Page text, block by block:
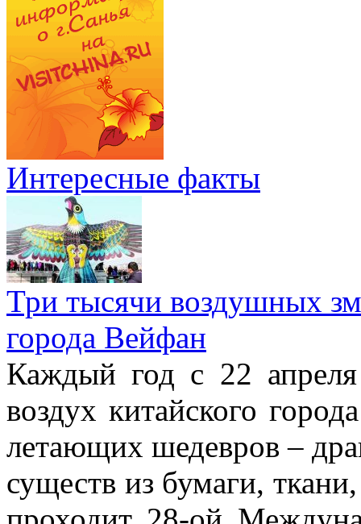
Интересные факты
Три тысячи воздушных
города Вейфан
Каждый год с 22
воздух китайского
летающих шедевров –
существ из бумаги,